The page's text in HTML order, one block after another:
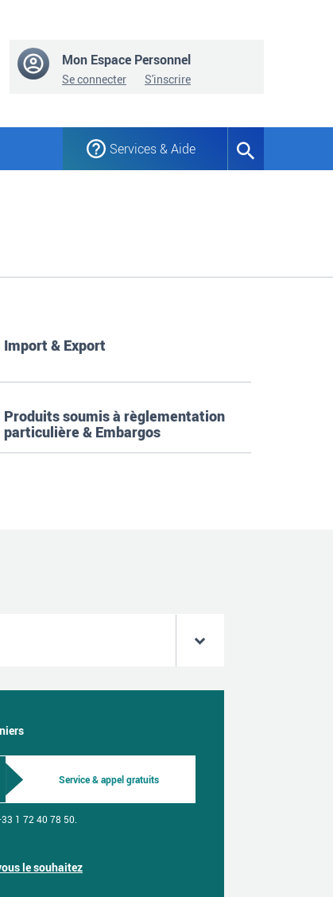
Mon Espace Personnel
Se connecter S'inscrire
Services & Aide
Formulaire
Import & Export
Produits soumis à règlementation
particulière & Embargos
Service & appel gratuits
1 72 40 78 50.
le souhaitez